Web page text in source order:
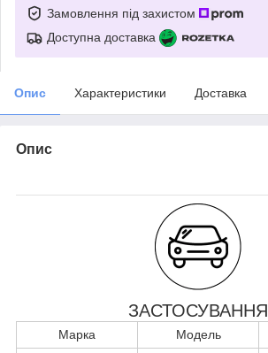
Замовлення під захистом
Доступна доставка
Опис Характеристики Доставка
Опис
ЗАСТОСУВАННЯ
Марка Модель